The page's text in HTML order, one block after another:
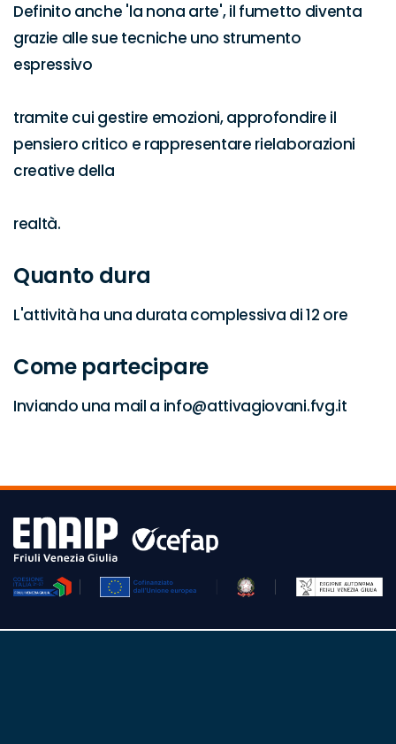
Definito anche 'la nona arte', il fumetto diventa
grazie alle sue tecniche uno strumento
espressivo
tramite cui gestire emozioni, approfondire il
pensiero critico e rappresentare rielaborazioni
creative della
realtà.
Quanto dura
L'attività ha una durata complessiva di 12 ore
Come partecipare
Inviando una mail a info@attivagiovani.fvg.it